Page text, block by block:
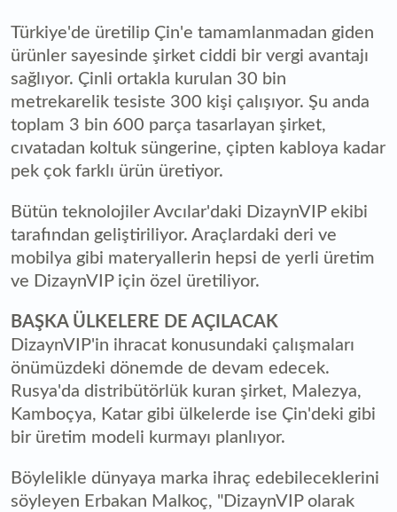
Türkiye'de üretilip Çin'e tamamlanmadan giden
ürünler sayesinde şirket ciddi bir vergi avantajı
sağlıyor. Çinli ortakla kurulan 30 bin
metrekarelik tesiste 300 kişi çalışıyor. Şu anda
toplam 3 bin 600 parça tasarlayan şirket,
cıvatadan koltuk süngerine, çipten kabloya kadar
pek çok farklı ürün üretiyor.
Bütün teknolojiler Avcılar'daki DizaynVIP ekibi
tarafından geliştiriliyor. Araçlardaki deri ve
mobilya gibi materyallerin hepsi de yerli üretim
ve DizaynVIP için özel üretiliyor.
BAŞKA ÜLKELERE DE AÇILACAK
DizaynVIP'in ihracat konusundaki çalışmaları
önümüzdeki dönemde de devam edecek.
Rusya'da distribütörlük kuran şirket, Malezya,
Kamboçya, Katar gibi ülkelerde ise Çin'deki gibi
bir üretim modeli kurmayı planlıyor.
Böylelikle dünyaya marka ihraç edebileceklerini
söyleyen Erbakan Malkoç, "DizaynVIP olarak